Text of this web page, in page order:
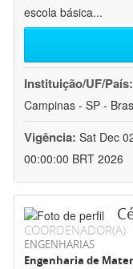
escola básica...
Instituição/UF/País:
Campinas - SP -
Vigência: Sat Dec
00:00:00 BRT 2026
COORDENADOR(A)
ENGENHARIAS
Engenharia de